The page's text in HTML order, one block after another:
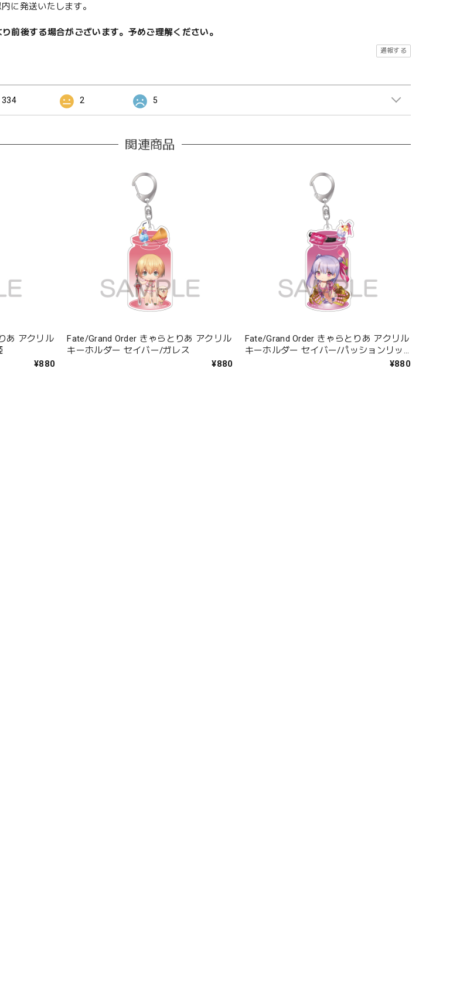
に発送いたします。
前後する場合がございます。予めご理解ください。
通報する
334 2 5
関連商品
あ アクリル
¥880
Fate/Grand Order きゃらとりあ アクリル
キーホルダー セイバー/ガレス
¥880
Fate/Grand Order きゃらとりあ アクリル
キーホルダー セイバー/パッションリッ
¥880